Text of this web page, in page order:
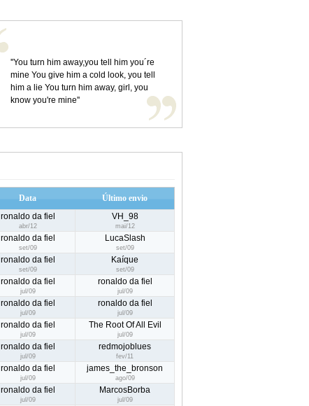
''You turn him away,you tell him you´re
mine You give him a cold look, you tell
him a lie You turn him away, girl, you
know you're mine''
Data Último envio
ronaldo da fiel
abr/12
VH_98
mai/12
ronaldo da fiel
set/09
LucaSlash
set/09
ronaldo da fiel
set/09
Kaíque
set/09
ronaldo da fiel
jul/09
ronaldo da fiel
jul/09
ronaldo da fiel
jul/09
ronaldo da fiel
jul/09
ronaldo da fiel
jul/09
The Root Of All Evil
jul/09
ronaldo da fiel
jul/09
redmojoblues
fev/11
ronaldo da fiel
jul/09
james_the_bronson
ago/09
ronaldo da fiel
jul/09
MarcosBorba
jul/09